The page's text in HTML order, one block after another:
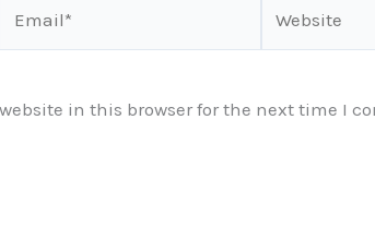
in this browser for the next time I